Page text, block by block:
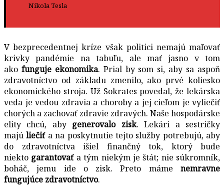
Nikola Tesla
V bezprecedentnej kríze však politici nemajú maľovať
krivky pandémie na tabuľu, ale mať jasno v tom
ako funguje ekonomika. Prial by som si, aby sa aspoň
zdravotníctvo od základu zmenilo, ako prvé koliesko
ekonomického stroja. Už Sokrates povedal, že lekárska
veda je vedou zdravia a choroby a jej cieľom je vyliečiť
chorých a zachovať zdravie zdravých. Naše hospodárske
elity chcú, aby generovalo zisk. Lekári a sestričky
majúliečiťa na poskytnutie tejto služby potrebujú, aby
do zdravotníctva išiel finančný tok, ktorý bude
niekto garantovaťa tým niekým je štát; nie súkromník,
boháč, jemu ide o zisk. Preto máme nemravne
fungujúce zdravotníctvo.